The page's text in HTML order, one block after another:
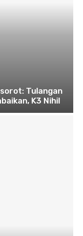
Tulangan
K3 Nihil